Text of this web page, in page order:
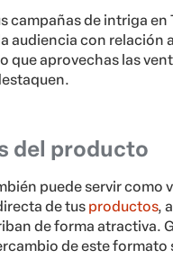
campañas de intriga en
audiencia con relación
que aprovechas las
del producto
puede servir como
de tus productos,
de forma atractiva.
de este formato